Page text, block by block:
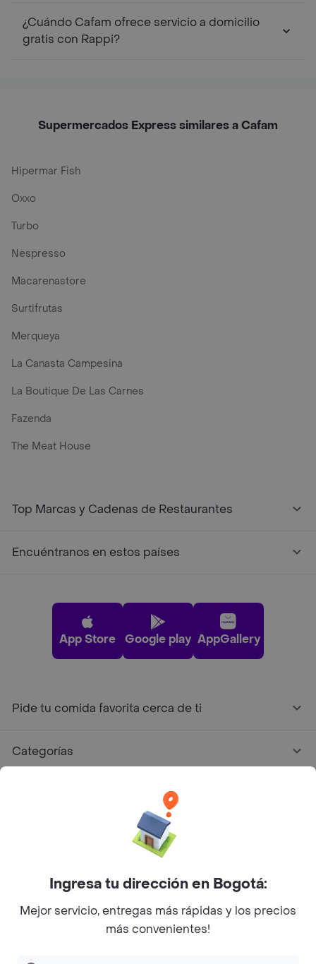
¿Cuándo Cafam ofrece servicio a domicilio
gratis con Rappi?
Supermercados Express similares a Cafam
Hipermar Fish
Oxxo
Turbo
Nespresso
Macarenastore
Surtifrutas
Merqueya
La Canasta Campesina
La Boutique De Las Carnes
Fazenda
The Meat House
Top Marcas y Cadenas de Restaurantes
Encuéntranos en estos países
App Store Google play AppGallery
Pide tu comida favorita cerca de ti
Categorías
Facebook
Twitter
Instagram
©2026Rappi Inc. All rights reserved.
Ingresa tu dirección en Bogotá:
Mejor servicio, entregas más rápidas y los precios
más convenientes!